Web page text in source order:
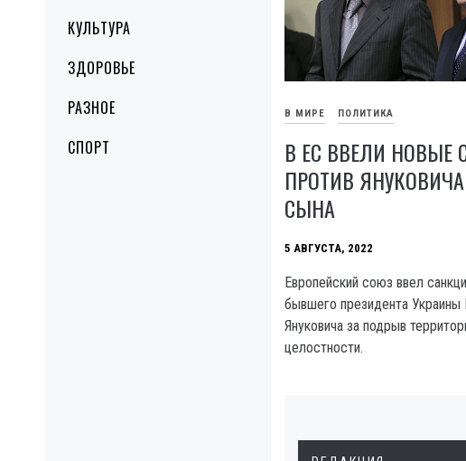
КУЛЬТУРА
ЗДОРОВЬЕ
РАЗНОЕ
СПОРТ
В МИРЕ ПОЛИТИКА
В ЕС ВВЕЛИ НОВЫЕ
ПРОТИВ
СЫНА
5 АВГУСТА, 2022
Европейский союз ввел
бывшего президента Украины
Януковича за подрыв
целостности.